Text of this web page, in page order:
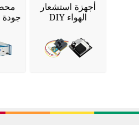
أجهزة استشعار
الهواء DIY
جودة